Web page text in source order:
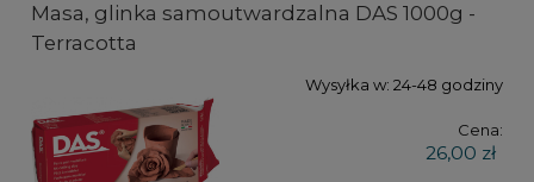
Masa, glinka samoutwardzalna DAS 1000g -
Terracotta
Wysyłka w: 24-48 godziny
Cena:
26,00 zł